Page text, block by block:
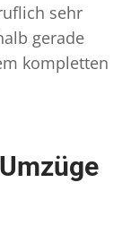
sehr
gerade
kompletten